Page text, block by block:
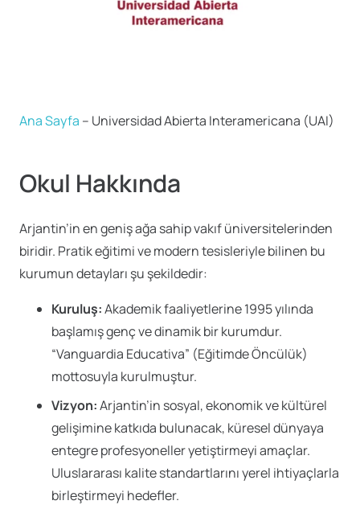
Ana Sayfa – Universidad Abierta Interamericana (UAI)
Okul Hakkında
Arjantin’in en geniş ağa sahip vakıf üniversitelerinden
biridir. Pratik eğitimi ve modern tesisleriyle bilinen bu
kurumun detayları şu şekildedir:
Kuruluş:Akademik faaliyetlerine 1995 yılında
başlamış genç ve dinamik bir kurumdur.
“Vanguardia Educativa” (Eğitimde Öncülük)
mottosuyla kurulmuştur.
Vizyon:Arjantin’in sosyal, ekonomik ve kültürel
gelişimine katkıda bulunacak, küresel dünyaya
entegre profesyoneller yetiştirmeyi amaçlar.
Uluslararası kalite standartlarını yerel ihtiyaçlarla
birleştirmeyi hedefler.